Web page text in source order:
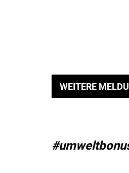
WEITERE